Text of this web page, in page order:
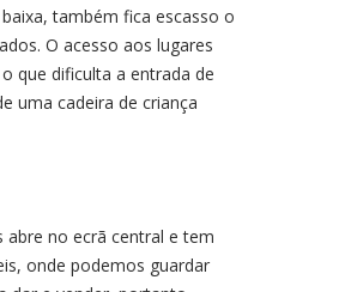
também fica escasso o
O acesso aos lugares
que dificulta a entrada de
uma cadeira de criança
no ecrã central e tem
onde podemos guardar